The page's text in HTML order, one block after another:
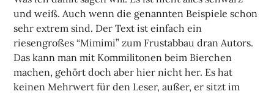
und weiß. Auch wenn die genannten Beispiele schon
sehr extrem sind. Der Text ist einfach ein
riesengroßes “Mimimi” zum Frustabbau dran Autors.
Das kann man mit Kommilitonen beim Bierchen
machen, gehört doch aber hier nicht her. Es hat
keinen Mehrwert für den Leser, außer, er sitzt im